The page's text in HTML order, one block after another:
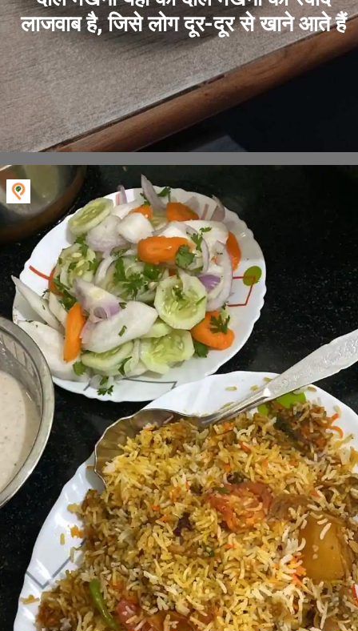
लाजवाब है, जिसे लोग दूर-दूर से खाने आते हैं